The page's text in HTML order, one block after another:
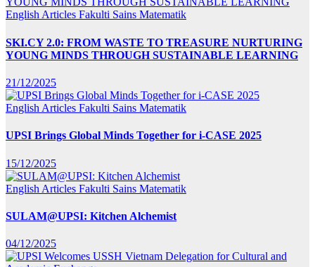
English Articles Fakulti Sains Matematik
SKI.CY 2.0: FROM WASTE TO TREASURE NURTURING
YOUNG MINDS THROUGH SUSTAINABLE LEARNING
21/12/2025
English Articles Fakulti Sains Matematik
UPSI Brings Global Minds Together for i-CASE 2025
15/12/2025
English Articles Fakulti Sains Matematik
SULAM@UPSI: Kitchen Alchemist
04/12/2025